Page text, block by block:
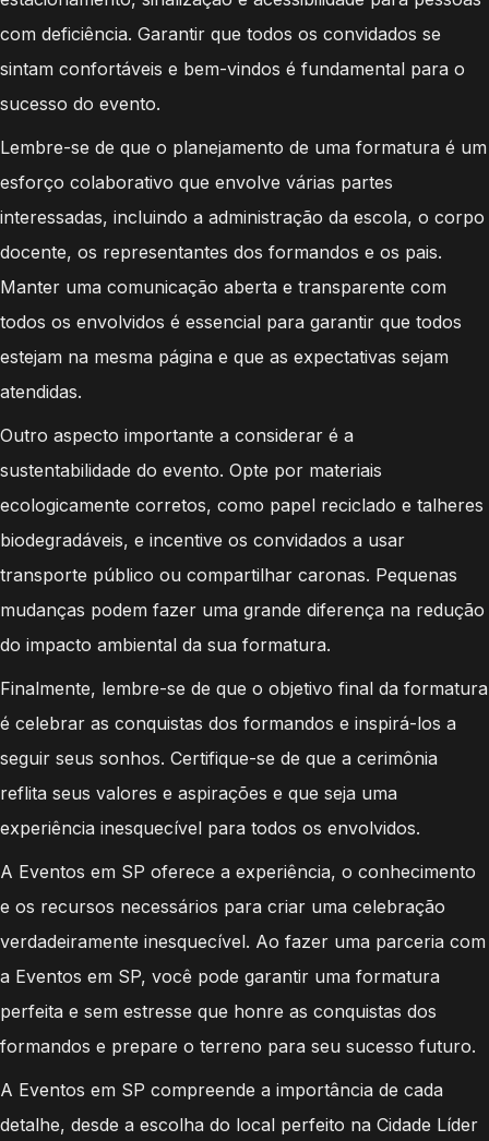
com deficiência. Garantir que todos os convidados se
sintam confortáveis e bem-vindos é fundamental para o
sucesso do evento.
Lembre-se de que o planejamento de uma formatura é um
esforço colaborativo que envolve várias partes
interessadas, incluindo a administração da escola, o corpo
docente, os representantes dos formandos e os pais.
Manter uma comunicação aberta e transparente com
todos os envolvidos é essencial para garantir que todos
estejam na mesma página e que as expectativas sejam
atendidas.
Outro aspecto importante a considerar é a
sustentabilidade do evento. Opte por materiais
ecologicamente corretos, como papel reciclado e talheres
biodegradáveis, e incentive os convidados a usar
transporte público ou compartilhar caronas. Pequenas
mudanças podem fazer uma grande diferença na redução
do impacto ambiental da sua formatura.
Finalmente, lembre-se de que o objetivo final da formatura
é celebrar as conquistas dos formandos e inspirá-los a
seguir seus sonhos. Certifique-se de que a cerimônia
reflita seus valores e aspirações e que seja uma
experiência inesquecível para todos os envolvidos.
A Eventos em SP oferece a experiência, o conhecimento
e os recursos necessários para criar uma celebração
verdadeiramente inesquecível. Ao fazer uma parceria com
a Eventos em SP, você pode garantir uma formatura
perfeita e sem estresse que honre as conquistas dos
formandos e prepare o terreno para seu sucesso futuro.
A Eventos em SP compreende a importância de cada
detalhe, desde a escolha do local perfeito na Cidade Líder